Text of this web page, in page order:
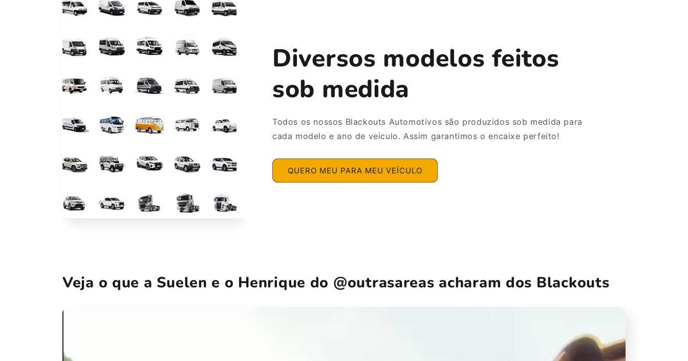
Diversos modelos feitos
sob medida
Todos os nossos Blackouts Automotivos são produzidos sob medida para
cada modelo e ano de veículo. Assim garantimos o encaixe perfeito!
QUERO MEU PARA MEU VEÍCULO
Veja o que a Suelen e o Henrique do @outrasareas acharam dos Blackouts